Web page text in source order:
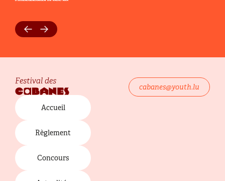
Primary menu
Accueil
Règlement
Concours
cabanes@youth.lu